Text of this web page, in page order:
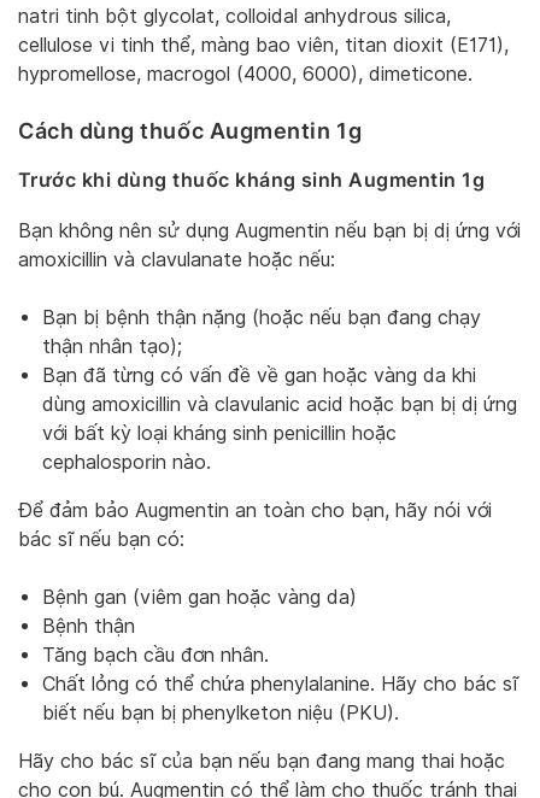
natri tinh bột glycolat, colloidal anhydrous silica,
cellulose vi tinh thể, màng bao viên, titan dioxit (E171),
hypromellose, macrogol (4000, 6000), dimeticone.
Cách dùng thuốc Augmentin 1g
Trước khi dùng thuốc kháng sinh Augmentin 1g
Bạn không nên sử dụng Augmentin nếu bạn bị dị ứng với
amoxicillin và clavulanate hoặc nếu:
Bạn bị bệnh thận nặng (hoặc nếu bạn đang chạy
thận nhân tạo);
Bạn đã từng có vấn đề về gan hoặc vàng da khi
dùng amoxicillin và clavulanic acid hoặc bạn bị dị ứng
với bất kỳ loại kháng sinh penicillin hoặc
cephalosporin nào.
Để đảm bảo Augmentin an toàn cho bạn, hãy nói với
bác sĩ nếu bạn có:
Bệnh gan (viêm gan hoặc vàng da)
Bệnh thận
Tăng bạch cầu đơn nhân.
Chất lỏng có thể chứa phenylalanine. Hãy cho bác sĩ
biết nếu bạn bị phenylketon niệu (PKU).
Hãy cho bác sĩ của bạn nếu bạn đang mang thai hoặc
cho con bú. Augmentin có thể làm cho thuốc tránh thai